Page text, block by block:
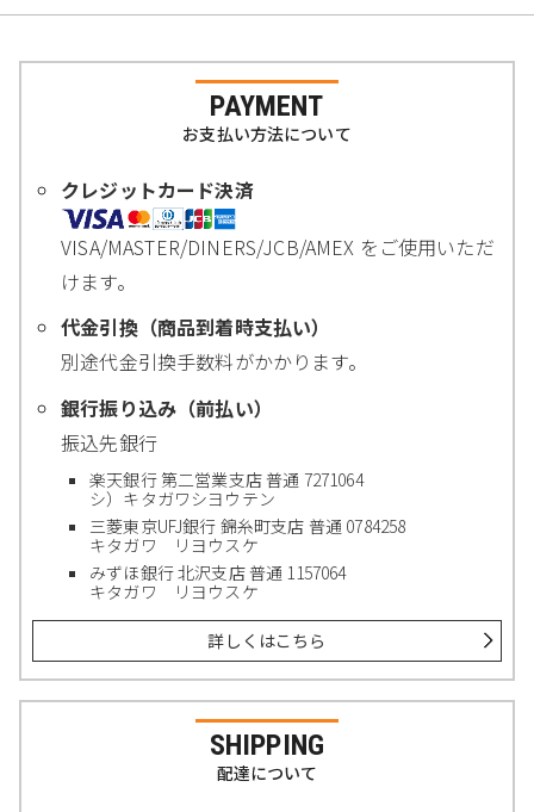
PAYMENT
お支払い方法について
クレジットカード決済
VISA/MASTER/DINERS/JCB/AMEX をご使用いただ
けます。
代金引換（商品到着時支払い）
別途代金引換手数料がかかります。
銀行振り込み（前払い）
振込先銀行
楽天銀行 第二営業支店 普通 7271064
シ）キタガワシヨウテン
三菱東京UFJ銀行 錦糸町支店 普通 0784258
キタガワ リヨウスケ
みずほ銀行 北沢支店 普通 1157064
キタガワ リヨウスケ
詳しくはこちら
SHIPPING
配達について